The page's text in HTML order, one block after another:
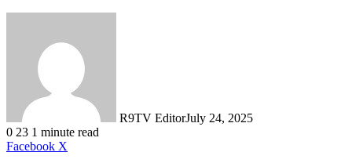
R9TV EditorJuly 24, 2025
0 23 1 minute read
Facebook X